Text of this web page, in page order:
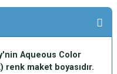
Aqueous Color
maket boyasıdır.